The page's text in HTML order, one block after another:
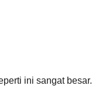
ini sangat besar.